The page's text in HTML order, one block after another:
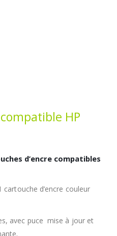
HP
d’encre compatibles
cartouche d’encre couleur
avec puce mise à jour et